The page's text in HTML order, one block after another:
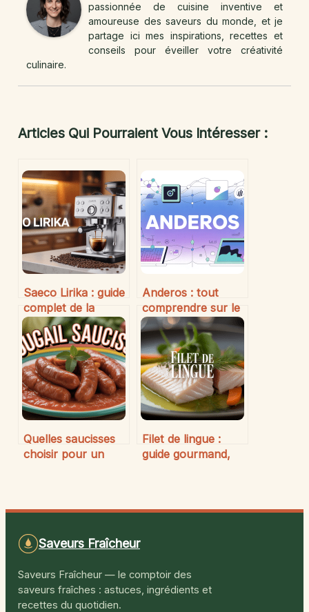
passionnée de cuisine inventive et
amoureuse des saveurs du monde, et je
partage ici mes inspirations, recettes et
conseils pour éveiller votre créativité
culinaire.
Articles Qui Pourraient Vous Intéresser :
Saeco Lirika : guide
complet de la
machine à café
automatique qui
simplifie votre
quotidien
Anderos : tout
comprendre sur le
groupe leader en
data et marketing
digital
Quelles saucisses
choisir pour un
Filet de lingue :
guide gourmand,
Saveurs Fraîcheur
Saveurs Fraîcheur — le comptoir des
saveurs fraîches : astuces, ingrédients et
recettes du quotidien.